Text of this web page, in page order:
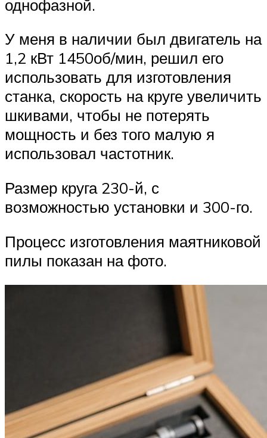
однофазной.
У меня в наличии был двигатель на
1,2 кВт 1450об/мин, решил его
использовать для изготовления
станка, скорость на круге увеличить
шкивами, чтобы не потерять
мощность и без того малую я
использовал частотник.
Размер круга 230-й, с
возможностью установки и 300-го.
Процесс изготовления маятниковой
пилы показан на фото.